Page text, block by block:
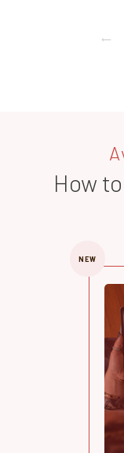
How
NEW